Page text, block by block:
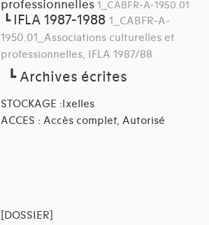
professionnelles 1_CABFR-A-1950.01
┗ IFLA 1987-1988 1_CABFR-A-
1950.01_Associations culturelles et
professionnelles, IFLA 1987/88
┗Archives écrites
STOCKAGE :Ixelles
ACCES : Accès complet, Autorisé
[DOSSIER]